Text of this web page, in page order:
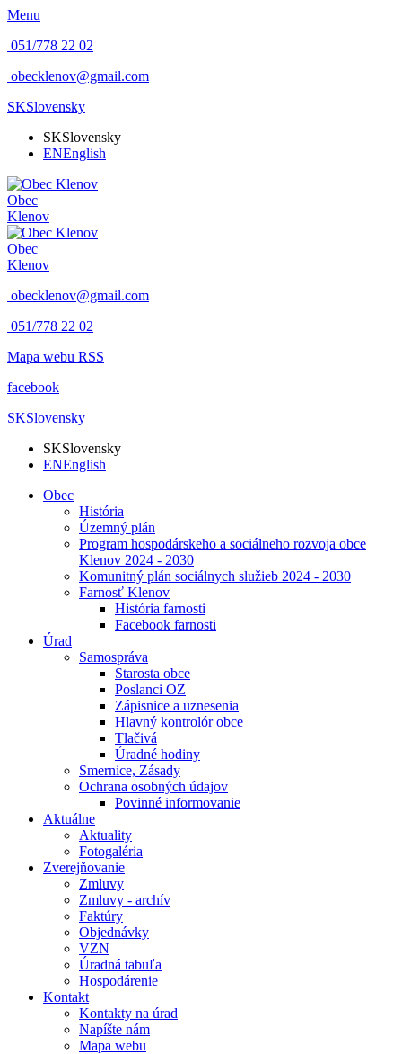
Menu
051/778 22 02
obecklenov@gmail.com
SKSlovensky
SKSlovensky
ENEnglish
Obec
Klenov
Obec
Klenov
obecklenov@gmail.com
051/778 22 02
Mapa webu RSS
facebook
SKSlovensky
SKSlovensky
ENEnglish
Obec
História
Územný plán
Program hospodárskeho a sociálneho rozvoja obce
Klenov 2024 - 2030
Komunitný plán sociálnych služieb 2024 - 2030
Farnosť Klenov
História farnosti
Facebook farnosti
Úrad
Samospráva
Starosta obce
Poslanci OZ
Zápisnice a uznesenia
Hlavný kontrolór obce
Tlačivá
Úradné hodiny
Smernice, Zásady
Ochrana osobných údajov
Povinné informovanie
Aktuálne
Aktuality
Fotogaléria
Zverejňovanie
Zmluvy
Zmluvy - archív
Faktúry
Objednávky
VZN
Úradná tabuľa
Hospodárenie
Kontakt
Kontakty na úrad
Napíšte nám
Mapa webu